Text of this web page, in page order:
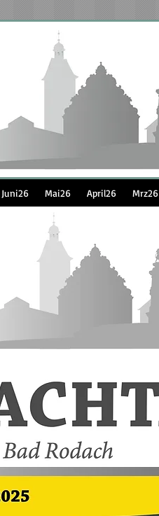
Juni26 Mai26 April26 Mrz26